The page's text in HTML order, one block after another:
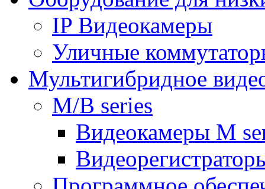
IP Видеокамеры
Уличные
Мультигибридное
M/B series
Видеокамеры M